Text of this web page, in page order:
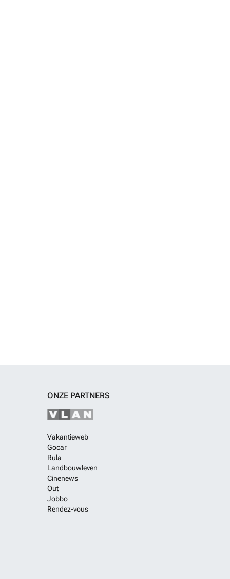
ONZE PARTNERS
Vakantieweb
Gocar
Rula
Landbouwleven
Cinenews
Out
Jobbo
Rendez-vous